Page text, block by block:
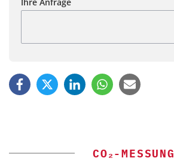
CO₂-MESSUNG